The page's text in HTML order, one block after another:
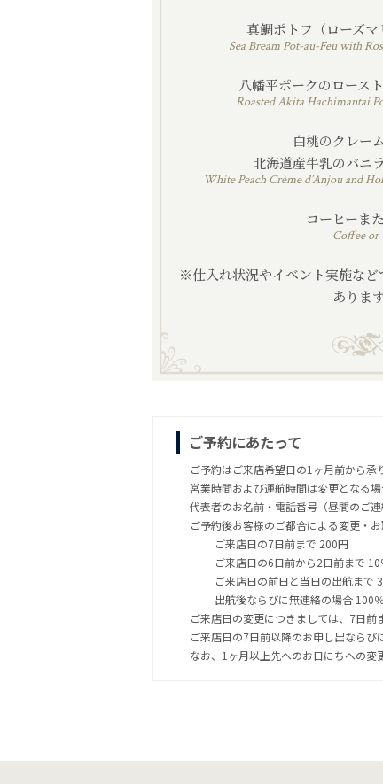
真鯛ポトフ（ローズマ
Sea Bream Pot-au-Feu with
八幡平ポークのロース
Roasted Akita Hachimantai
白桃のクレー
北海道産牛乳のバニ
White Peach Crème d’Anjou and
コーヒーま
Coffee or
※仕入れ状況やイベント実施な
あります
ご予約にあたって
ご予約はご来店希望日の1ヶ月前から承
営業時間および運航時間は変更となる
代表者のお名前・電話番号（昼間のご
ご予約後お客様のご都合による変更・
ご来店日の7日前まで 200円
ご来店日の6日前から2日前まで 10
ご来店日の前日と当日の出航まで
出航後ならびに無連絡の場合 100％
ご来店日の変更につきましては、7日前
ご来店日の7日前以降のお申し出ならび
なお、1ヶ月以上先へのお日にちへの変